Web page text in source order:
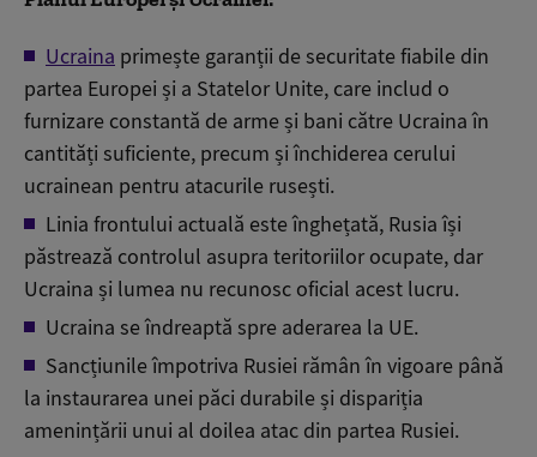
Ucraina primește garanții de securitate fiabile din
partea Europei și a Statelor Unite, care includ o
furnizare constantă de arme și bani către Ucraina în
cantități suficiente, precum și închiderea cerului
ucrainean pentru atacurile rusești.
Linia frontului actuală este înghețată, Rusia își
păstrează controlul asupra teritoriilor ocupate, dar
Ucraina și lumea nu recunosc oficial acest lucru.
Ucraina se îndreaptă spre aderarea la UE.
Sancțiunile împotriva Rusiei rămân în vigoare până
la instaurarea unei păci durabile și dispariția
amenințării unui al doilea atac din partea Rusiei.